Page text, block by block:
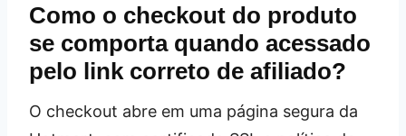
Como o checkout do produto
se comporta quando acessado
pelo link correto de afiliado?
O checkout abre em uma página segura da